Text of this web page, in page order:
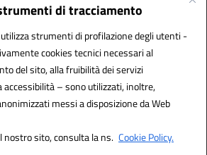
di tracciamento
strumenti di profilazione degli utenti -
cookies tecnici necessari al
del sito, alla fruibilità dei servizi
accessibilità – sono utilizzati, inoltre,
messi a disposizione da Web
nostro sito, consulta la ns. Cookie Policy.
(PEC):ceic818008@pec.istruzione.it
Amministrazioni (IPA): istsc_ceic818008
(CUF): UF0QMA
Powered by 3D Solution S.r.l.
& Design by Designers Italia